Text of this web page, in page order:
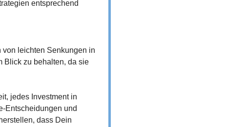
entsprechend
von leichten Senkungen in
Blick zu behalten, da sie
jedes Investment in
Entscheidungen und
dass Dein